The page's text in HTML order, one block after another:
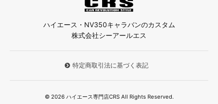
ハイエース・NV350キャラバンのカスタム
株式会社シーアールエス
特定商取引法に基づく表記
© 2026 ハイエース専門店CRS All Rights Reserved.